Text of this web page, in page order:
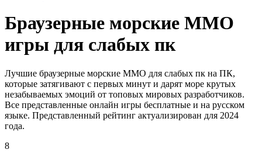
Браузерные морские MMO
игры для слабых пк
Лучшие браузерные морские MMO для слабых пк на ПК,
которые затягивают с первых минут и дарят море крутых
незабываемых эмоций от топовых мировых разработчиков.
Все представленные онлайн игры бесплатные и на русском
языке. Представленный рейтинг актуализирован для 2024
года.
8